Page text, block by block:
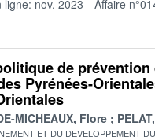
ligne: nov. 2023 Affaire
de
Pyrénées-
MICHEAUX, Flore
ET DU DEVELOPPEMENT